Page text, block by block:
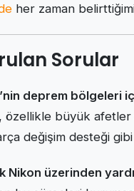
her zaman
Sorular
deprem bölgeleri
özellikle büyük afetler
değişim desteği
Nikon üzerinden